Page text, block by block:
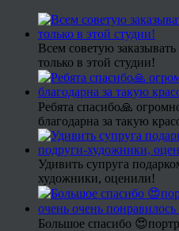
Всем советую
только в этой студии!
Ребята спасибо🙏
благодарна за такую
Удивить супруга
художники, оценили!
Большое спасибо